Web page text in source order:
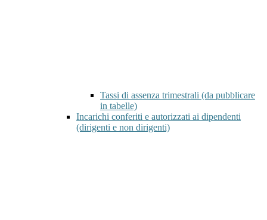
Tassi di assenza trimestrali (da pubblicare
in tabelle)
Incarichi conferiti e autorizzati ai dipendenti
(dirigenti e non dirigenti)